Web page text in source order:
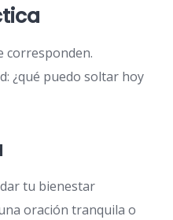
corresponden.
¿qué puedo soltar hoy
tu bienestar
oración tranquila o